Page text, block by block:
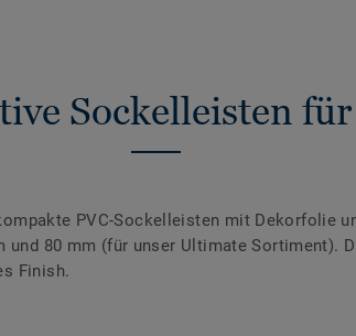
Sockelleisten
PVC-Sockelleisten mit Dekorfolie
80 mm (für unser Ultimate Sortiment).
Finish.